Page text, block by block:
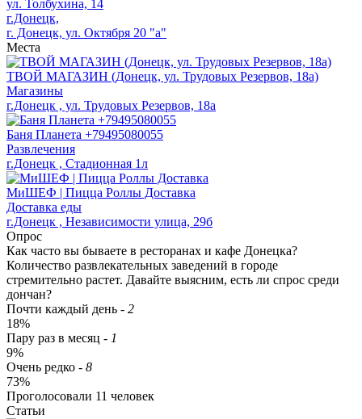
ул. Толбухина, 14
г.Донецк,
г. Донецк, ул. Октября 20 "а"
Места
ТВОЙ МАГАЗИН (Донецк, ул. Трудовых Резервов, 18а)
Магазины
г.Донецк , ул. Трудовых Резервов, 18а
Баня Планета +79495080055
Развлечения
г.Донецк , Стадионная 1л
МиШЕФ | Пицца Роллы Доставка
Доставка еды
г.Донецк , Независимости улица, 29б
Опрос
Как часто вы бываете в ресторанах и кафе Донецка?
Количество развлекательных заведений в городе
стремительно растет. Давайте выясним, есть ли спрос среди
дончан?
Почти каждый день - 2
18%
Пару раз в месяц - 1
9%
Очень редко - 8
73%
Проголосовали 11 человек
Статьи